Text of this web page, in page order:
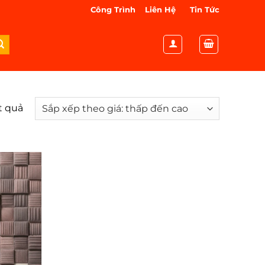
Công Trình Liên Hệ Tin Tức
quả
sắp
theo
giá:
thấp
đến
cao